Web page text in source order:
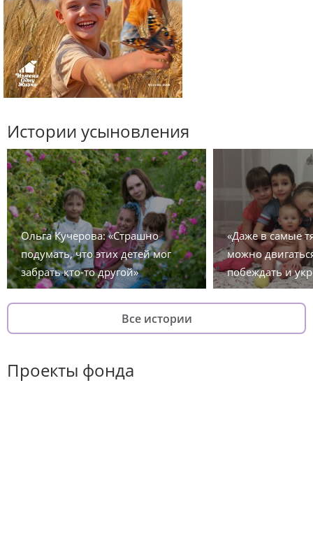
Истории усыновления
Ольга Кучерова: «Страшно
подумать, что этих детей мог
забрать кто-то другой»
«Даже в самые
можно
побеждать и
Все истории
Проекты фонда